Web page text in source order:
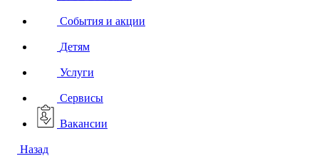
События и акции
Детям
Услуги
Сервисы
Вакансии
Назад